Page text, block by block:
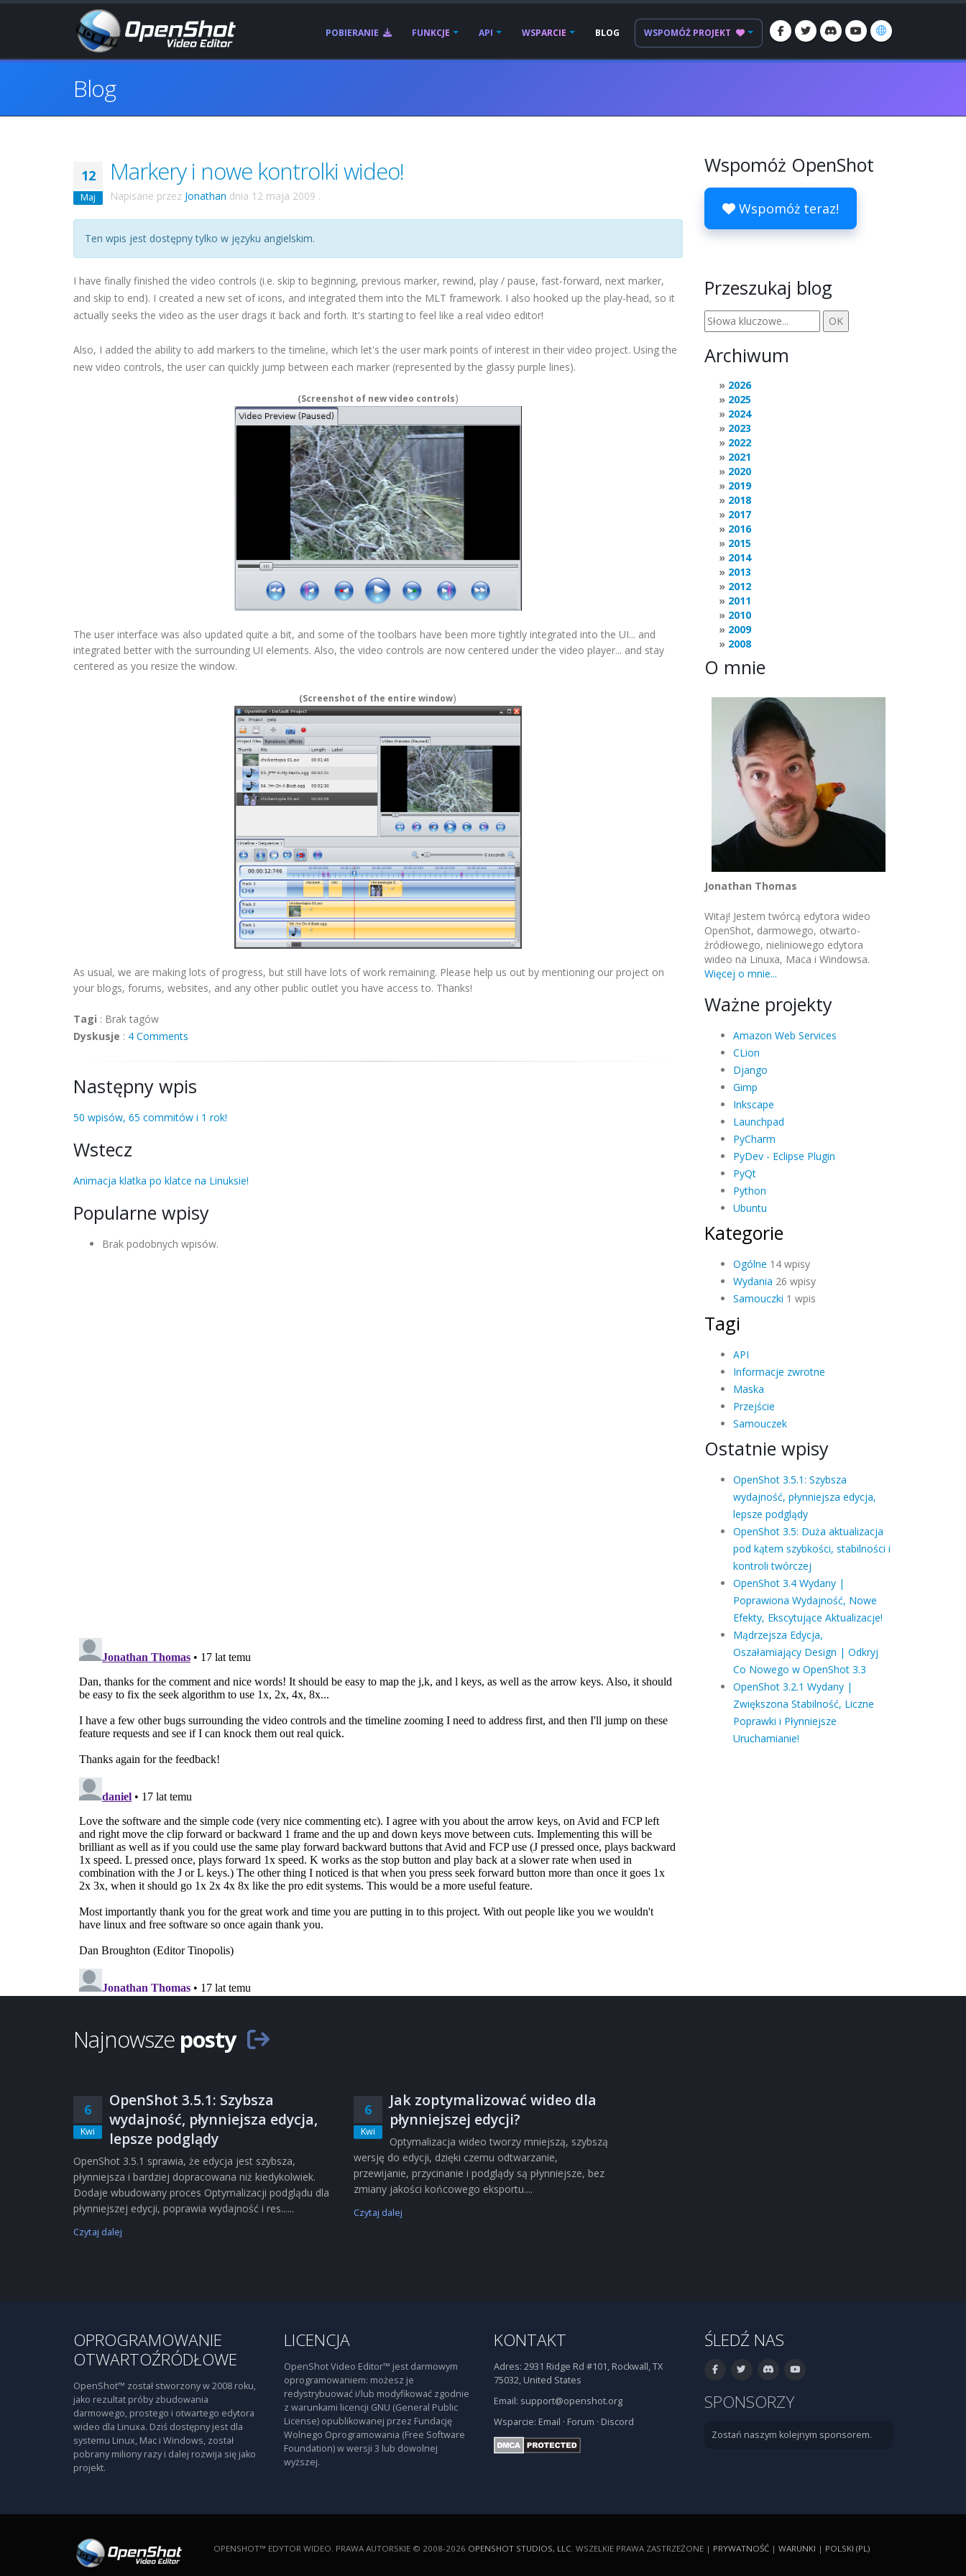
POBIERANIE FUNKCJE API WSPARCIE BLOG WSPOMÓŻ PROJEKT
Blog
12
Maj
Markery i nowe kontrolki wideo!
Napisane przez Jonathan dnia 12 maja 2009 .
Ten wpis jest dostępny tylko w języku angielskim.
I have finally finished the video controls (i.e. skip to beginning, previous marker, rewind, play / pause, fast-forward, next marker,
and skip to end). I created a new set of icons, and integrated them into the MLT framework. I also hooked up the play-head, so it
actually seeks the video as the user drags it back and forth. It's starting to feel like a real video editor!
Also, I added the ability to add markers to the timeline, which let's the user mark points of interest in their video project. Using the
new video controls, the user can quickly jump between each marker (represented by the glassy purple lines).
(Screenshot of new video controls)
The user interface was also updated quite a bit, and some of the toolbars have been more tightly integrated into the UI... and
integrated better with the surrounding UI elements. Also, the video controls are now centered under the video player... and stay
centered as you resize the window.
(Screenshot of the entire window)
As usual, we are making lots of progress, but still have lots of work remaining. Please help us out by mentioning our project on
your blogs, forums, websites, and any other public outlet you have access to. Thanks!
Tagi : Brak tagów
Dyskusje : 4 Comments
Następny wpis
50 wpisów, 65 commitów i 1 rok!
Wstecz
Animacja klatka po klatce na Linuksie!
Popularne wpisy
Brak podobnych wpisów.
Wspomóż OpenShot
Wspomóż teraz!
Przeszukaj blog
Archiwum
2026
2025
2024
2023
2022
2021
2020
2019
2018
2017
2016
2015
2014
2013
2012
2011
2010
2009
2008
O mnie
Jonathan Thomas
Witaj! Jestem twórcą edytora wideo
OpenShot, darmowego, otwarto-
źródłowego, nieliniowego edytora
wideo na Linuxa, Maca i Windowsa.
Więcej o mnie...
Ważne projekty
Amazon Web Services
CLion
Django
Gimp
Inkscape
Launchpad
PyCharm
PyDev - Eclipse Plugin
PyQt
Python
Ubuntu
Kategorie
Ogólne 14 wpisy
Wydania 26 wpisy
Samouczki 1 wpis
Tagi
API
Informacje zwrotne
Maska
Przejście
Samouczek
Ostatnie wpisy
OpenShot 3.5.1: Szybsza
wydajność, płynniejsza edycja,
lepsze podglądy
OpenShot 3.5: Duża aktualizacja
pod kątem szybkości, stabilności i
kontroli twórczej
OpenShot 3.4 Wydany |
Poprawiona Wydajność, Nowe
Efekty, Ekscytujące Aktualizacje!
Mądrzejsza Edycja,
Oszałamiający Design | Odkryj
Co Nowego w OpenShot 3.3
OpenShot 3.2.1 Wydany |
Zwiększona Stabilność, Liczne
Poprawki i Płynniejsze
Uruchamianie!
Najnowsze posty
6
Kwi
OpenShot 3.5.1: Szybsza
wydajność, płynniejsza edycja,
lepsze podglądy
OpenShot 3.5.1 sprawia, że edycja jest szybsza,
płynniejsza i bardziej dopracowana niż kiedykolwiek.
Dodaje wbudowany proces Optymalizacji podglądu dla
płynniejszej edycji, poprawia wydajność i res......
Czytaj dalej
6
Kwi
Jak zoptymalizować wideo dla
płynniejszej edycji?
Optymalizacja wideo tworzy mniejszą, szybszą
wersję do edycji, dzięki czemu odtwarzanie,
przewijanie, przycinanie i podglądy są płynniejsze, bez
zmiany jakości końcowego eksportu....
Czytaj dalej
OPROGRAMOWANIE
OTWARTOŹRÓDŁOWE
OpenShot™ został stworzony w 2008 roku,
jako rezultat próby zbudowania
darmowego, prostego i otwartego edytora
wideo dla Linuxa. Dziś dostępny jest dla
systemu Linux, Mac i Windows, został
pobrany miliony razy i dalej rozwija się jako
projekt.
LICENCJA
OpenShot Video Editor™ jest darmowym
oprogramowaniem: możesz je
redystrybuować i/lub modyfikować zgodnie
z warunkami licencji GNU (General Public
License) opublikowanej przez Fundację
Wolnego Oprogramowania (Free Software
Foundation) w wersji 3 lub dowolnej
wyższej.
KONTAKT
Adres: 2931 Ridge Rd #101, Rockwall, TX
75032, United States
Email: support@openshot.org
Wsparcie: Email · Forum · Discord
ŚLEDŹ NAS
SPONSORZY
Zostań naszym kolejnym sponsorem.
OPENSHOT™ EDYTOR WIDEO. PRAWA AUTORSKIE © 2008-2026 OPENSHOT STUDIOS, LLC. WSZELKIE PRAWA ZASTRZEŻONE | PRYWATNOŚĆ | WARUNKI | POLSKI (PL)